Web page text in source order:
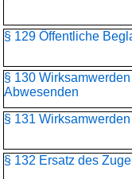
§ 129 Öffentliche
§ 130
Abwesenden
§ 131
§ 132 Ersatz des